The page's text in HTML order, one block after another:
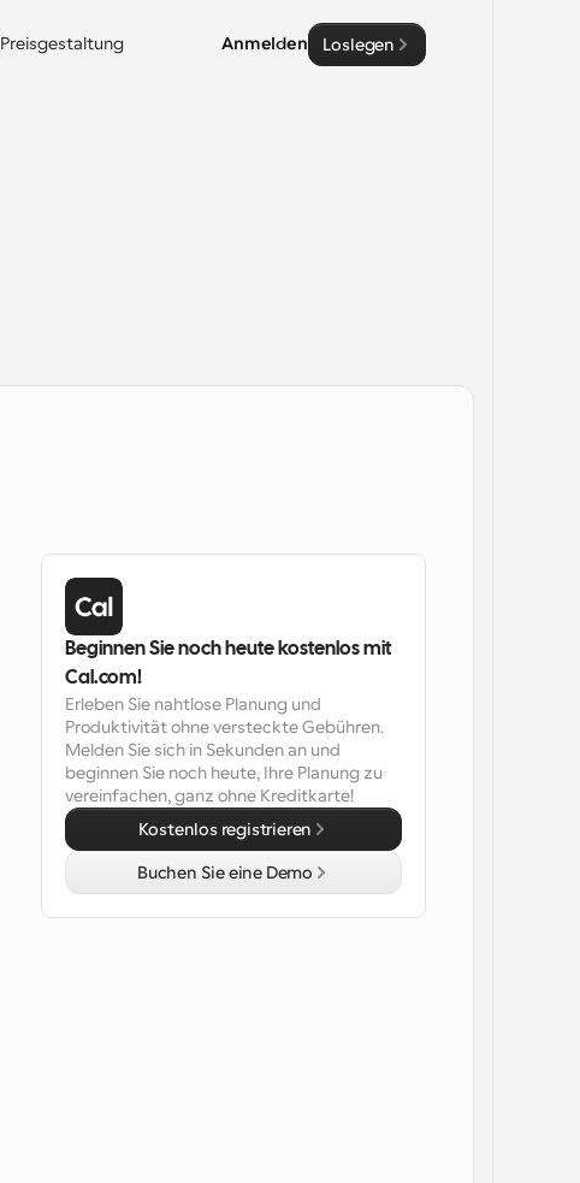
Preisgestaltung Anmelden Loslegen
Beginnen Sie noch heute kostenlos mit
Cal.com!
Erleben Sie nahtlose Planung und
Produktivität ohne versteckte Gebühren.
Melden Sie sich in Sekunden an und
beginnen Sie noch heute, Ihre Planung zu
vereinfachen, ganz ohne Kreditkarte!
Kostenlos registrieren
Buchen Sie eine Demo